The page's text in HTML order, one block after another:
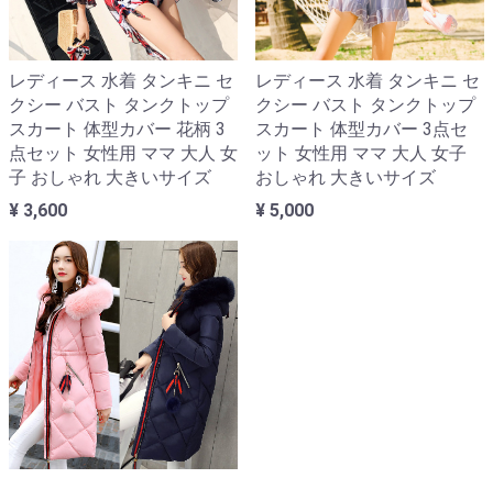
レディース 水着 タンキニ セ
クシー バスト タンクトップ
スカート 体型カバー 花柄 3
点セット 女性用 ママ 大人 女
子 おしゃれ 大きいサイズ
¥ 3,600
レディース 水着 タンキニ セ
クシー バスト タンクトップ
スカート 体型カバー 3点セ
ット 女性用 ママ 大人 女子
おしゃれ 大きいサイズ
¥ 5,000